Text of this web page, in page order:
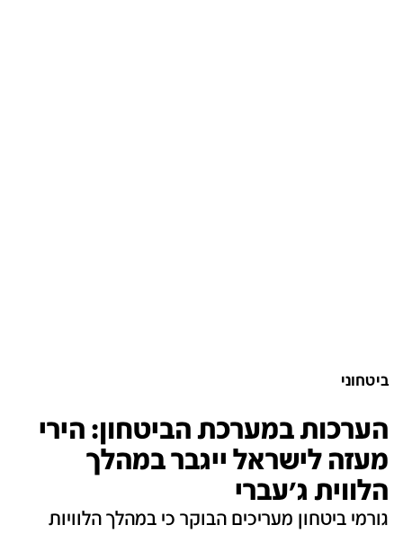
ביטחוני
הערכות במערכת הביטחון: הירי
מעזה לישראל ייגבר במהלך
הלווית ג'עברי
גורמי ביטחון מעריכים הבוקר כי במהלך הלוויות